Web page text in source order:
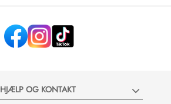
HJÆLP OG KONTAKT